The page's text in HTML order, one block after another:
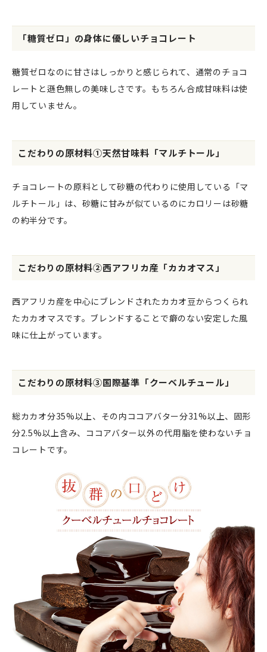
「糖質ゼロ」の身体に優しいチョコレート
糖質ゼロなのに甘さはしっかりと感じられて、通常のチョコ
レートと遜色無しの美味しさです。もちろん合成甘味料は使
用していません。
こだわりの原材料①天然甘味料「マルチトール」
チョコレートの原料として砂糖の代わりに使用している「マ
ルチトール」は、砂糖に甘みが似ているのにカロリーは砂糖
の約半分です。
こだわりの原材料②西アフリカ産「カカオマス」
西アフリカ産を中心にブレンドされたカカオ豆からつくられ
たカカオマスです。ブレンドすることで癖のない安定した風
味に仕上がっています。
こだわりの原材料③国際基準「クーベルチュール」
総カカオ分35%以上、その内ココアバター分31%以上、固形
分2.5%以上含み、ココアバター以外の代用脂を使わないチョ
コレートです。